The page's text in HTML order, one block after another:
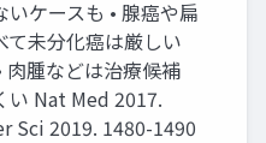
ケースも • 腺癌や扁
て未分化癌は厳しい
⾁腫などは治療候補
い Nat Med 2017.
Sci 2019. 1480-1490